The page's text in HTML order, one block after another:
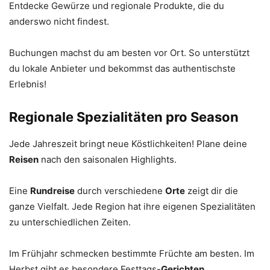
Entdecke Gewürze und regionale Produkte, die du
anderswo nicht findest.
Buchungen machst du am besten vor Ort. So unterstützt
du lokale Anbieter und bekommst das authentischste
Erlebnis!
Regionale Spezialitäten pro Season
Jede Jahreszeit bringt neue Köstlichkeiten! Plane deine
Reisen nach den saisonalen Highlights.
Eine Rundreise durch verschiedene Orte zeigt dir die
ganze Vielfalt. Jede Region hat ihre eigenen Spezialitäten
zu unterschiedlichen Zeiten.
Im Frühjahr schmecken bestimmte Früchte am besten. Im